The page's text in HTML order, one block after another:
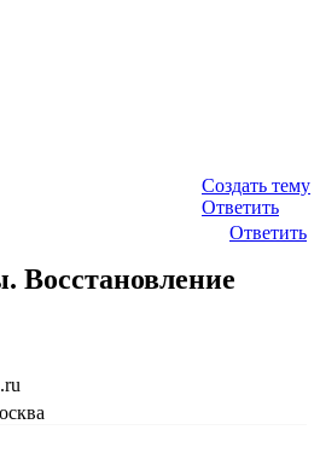
Создать тему
Ответить
Ответить